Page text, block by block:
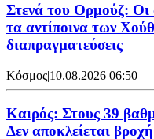
Στενά του Ορμούζ: Οι
τα αντίποινα των
διαπραγματεύσεις
Κόσμος|10.08.2026 06:50
Καιρός: Στους 39
Δεν αποκλείεται